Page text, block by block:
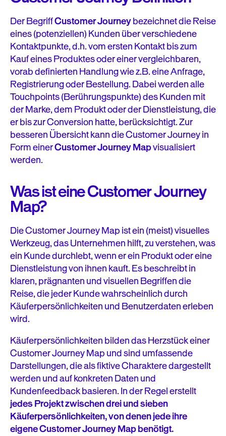
Der BegriffCustomer Journeybezeichnet die Reise
eines (potenziellen) Kunden über verschiedene
Kontaktpunkte, d.h. vom ersten Kontakt bis zum
Kauf eines Produktes oder einer vergleichbaren,
vorab definierten Handlung wie z.B. eine Anfrage,
Registrierung oder Bestellung. Dabei werden alle
Touchpoints (Berührungspunkte) des Kunden mit
der Marke, dem Produkt oder der Dienstleistung, die
er bis zur Conversion hatte, berücksichtigt. Zur
besseren Übersicht kann die Customer Journey in
Form einerCustomer Journey Mapvisualisiert
werden.
Was ist eine Customer Journey
Map?
Die Customer Journey Map ist ein (meist) visuelles
Werkzeug, das Unternehmen hilft, zu verstehen, was
ein Kunde durchlebt, wenn er ein Produkt oder eine
Dienstleistung von ihnen kauft. Es beschreibt in
klaren, prägnanten und visuellen Begriffen die
Reise, die jeder Kunde wahrscheinlich durch
Käuferpersönlichkeiten und Benutzerdaten erleben
wird.
Käuferpersönlichkeiten bilden das Herzstück einer
Customer Journey Map und sind umfassende
Darstellungen, die als fiktive Charaktere dargestellt
werden und auf konkreten Daten und
Kundenfeedback basieren. In der Regel erstellt
jedes Projekt zwischen drei und sieben
Käuferpersönlichkeiten, von denen jede ihre
eigene Customer Journey Map benötigt.